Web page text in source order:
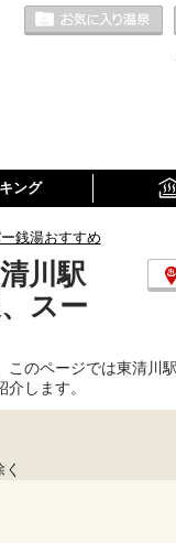
ング
銭湯おすすめ
川駅
スー
のページでは東清川
します。